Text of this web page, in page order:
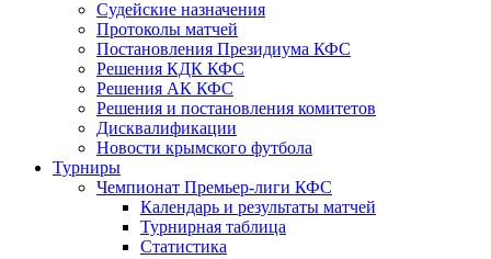
Судейские назначения
Протоколы матчей
Постановления Президиума КФС
Решения КДК КФС
Решения АК КФС
Решения и постановления комитетов
Дисквалификации
Новости крымского футбола
Турниры
Чемпионат Премьер-лиги КФС
Календарь и результаты матчей
Турнирная таблица
Статистика